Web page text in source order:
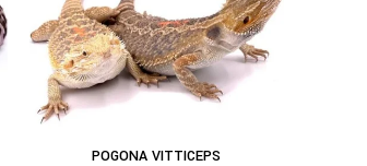
AÑADIR AL CARRITO
POGONA VITTICEPS